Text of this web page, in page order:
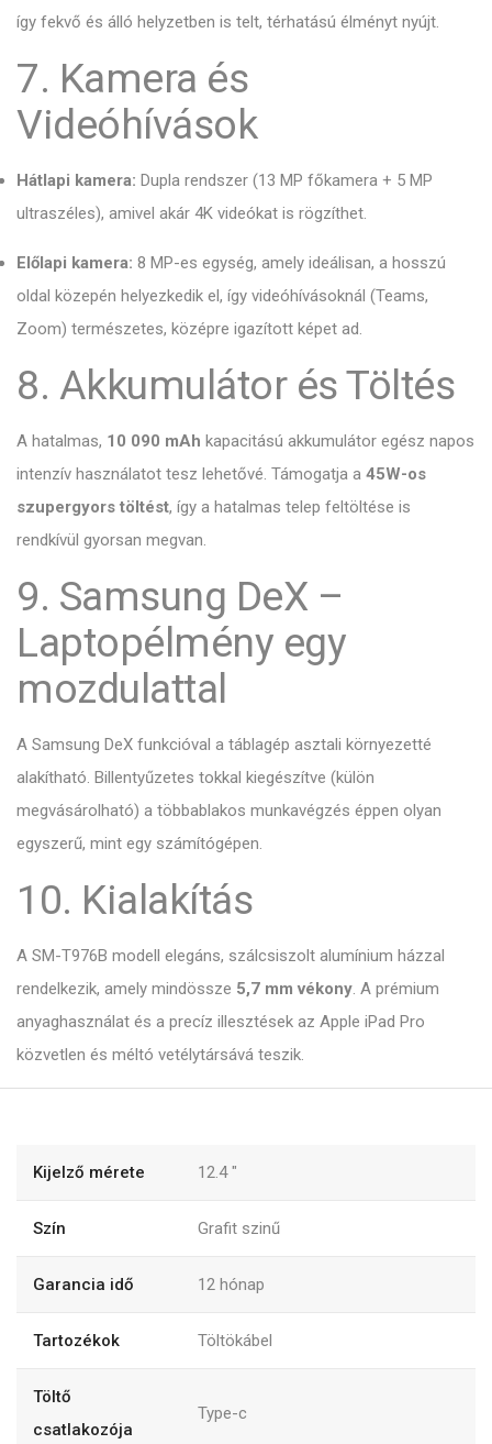
így fekvő és álló helyzetben is telt, térhatású élményt nyújt.
7. Kamera és
Videóhívások
Hátlapi kamera: Dupla rendszer (13 MP főkamera + 5 MP
ultraszéles), amivel akár 4K videókat is rögzíthet.
Előlapi kamera: 8 MP-es egység, amely ideálisan, a hosszú
oldal közepén helyezkedik el, így videóhívásoknál (Teams,
Zoom) természetes, középre igazított képet ad.
8. Akkumulátor és Töltés
A hatalmas, 10 090 mAh kapacitású akkumulátor egész napos
intenzív használatot tesz lehetővé. Támogatja a 45W-os
szupergyors töltést, így a hatalmas telep feltöltése is
rendkívül gyorsan megvan.
9. Samsung DeX –
Laptopélmény egy
mozdulattal
A Samsung DeX funkcióval a táblagép asztali környezetté
alakítható. Billentyűzetes tokkal kiegészítve (külön
megvásárolható) a többablakos munkavégzés éppen olyan
egyszerű, mint egy számítógépen.
10. Kialakítás
A SM-T976B modell elegáns, szálcsiszolt alumínium házzal
rendelkezik, amely mindössze 5,7 mm vékony. A prémium
anyaghasználat és a precíz illesztések az Apple iPad Pro
közvetlen és méltó vetélytársává teszik.
Kijelző mérete 12.4 "
Szín Grafit szinű
Garancia idő 12 hónap
Tartozékok Töltökábel
Töltő
csatlakozója
Type-c